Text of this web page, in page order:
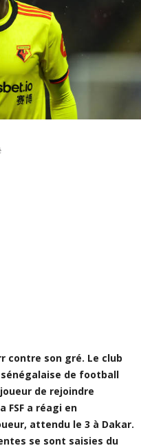
contre son gré. Le club
de football
joueur de rejoindre
FSF a réagi en
attendu le 3 à Dakar.
se sont saisies du